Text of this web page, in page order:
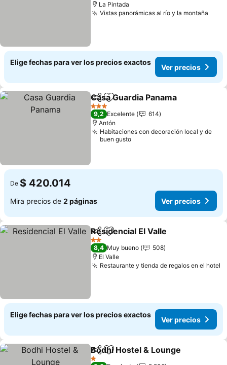
La Pintada
Vistas panorámicas al río y la montaña
Elige fechas para ver los precios exactos
Ver precios
CompartirAgregar a favoritos
Casa Guardia Panama
3 Estrellas
9,2 Excelente
614
Antón
Habitaciones con decoración local y de
buen gusto
De $ 420.014
Mira precios de 2 páginas Ver precios
CompartirAgregar a favoritos
Residencial El Valle
2 Estrellas
8,4 Muy bueno
508
El Valle
Restaurante y tienda de regalos en el hotel
Elige fechas para ver los precios exactos
Ver precios
CompartirAgregar a favoritos
Bodhi Hostel & Lounge
1 Estrellas